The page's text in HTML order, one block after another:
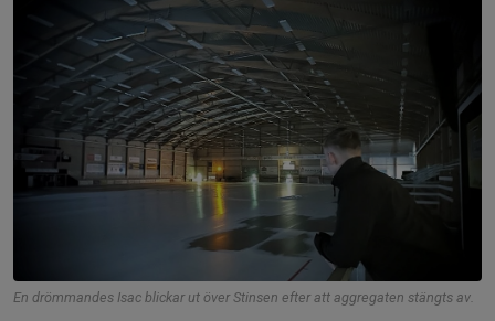
En drömmandes Isac blickar ut över Stinsen efter att aggregaten stängts av.